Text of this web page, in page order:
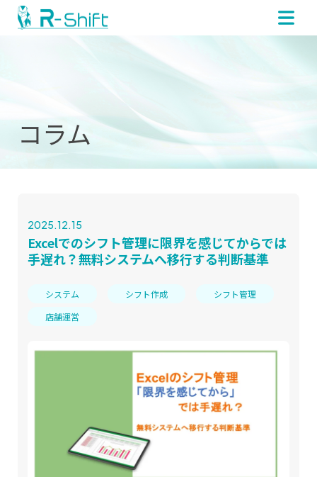
コラム
2025.12.15
Excelでのシフト管理に限界を感じてからでは
手遅れ？無料システムへ移行する判断基準
システム シフト作成
シフト管理
店舗運営